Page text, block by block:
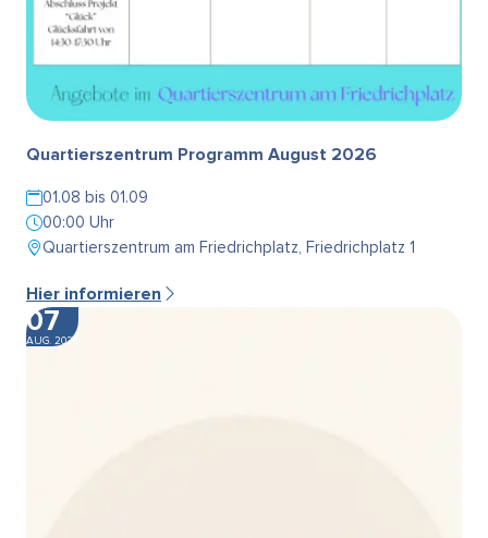
Quartierszentrum Programm August 2026
01.08 bis 01.09
00:00 Uhr
Quartierszentrum am Friedrichplatz, Friedrichplatz 1
Hier informieren
07
AUG. 2026